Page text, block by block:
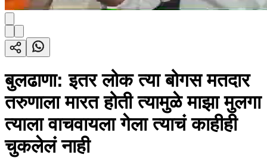
बुलढाणा: इतर लोक त्या बोगस मतदार
तरुणाला मारत होती त्यामुळे माझा मुलगा
त्याला वाचवायला गेला त्याचं काहीही
चुकलेलं नाही